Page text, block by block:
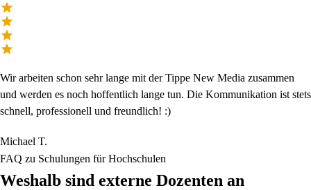
Wir arbeiten schon sehr lange mit der Tippe New Media zusammen
und werden es noch hoffentlich lange tun. Die Kommunikation ist stets
schnell, professionell und freundlich! :)
Michael T.
FAQ zu Schulungen für Hochschulen
Weshalb sind externe Dozenten an